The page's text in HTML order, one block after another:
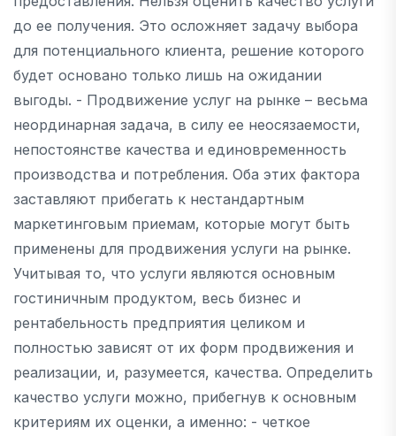
до ее получения. Это осложняет задачу выбора
для потенциального клиента, решение которого
будет основано только лишь на ожидании
выгоды. - Продвижение услуг на рынке – весьма
неординарная задача, в силу ее неосязаемости,
непостоянстве качества и единовременность
производства и потребления. Оба этих фактора
заставляют прибегать к нестандартным
маркетинговым приемам, которые могут быть
применены для продвижения услуги на рынке.
Учитывая то, что услуги являются основным
гостиничным продуктом, весь бизнес и
рентабельность предприятия целиком и
полностью зависят от их форм продвижения и
реализации, и, разумеется, качества. Определить
качество услуги можно, прибегнув к основным
критериям их оценки, а именно: - четкое